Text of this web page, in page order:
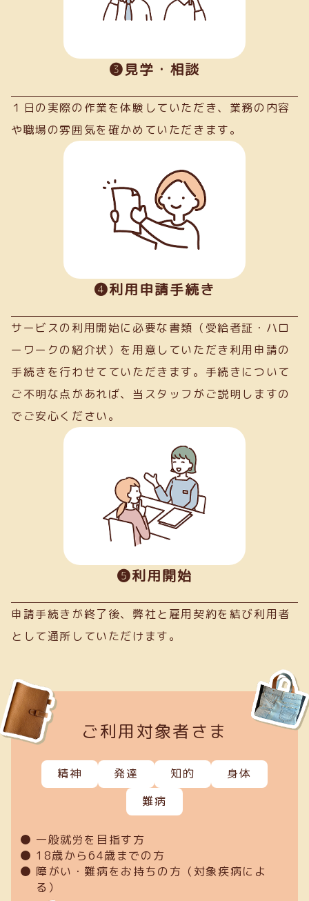
➌見学・相談
１日の実際の作業を体験していただき、業務の内容
や職場の雰囲気を確かめていただきます。
➍利用申請手続き
サービスの利用開始に必要な書類（受給者証・ハロ
ーワークの紹介状）を用意していただき利用申請の
手続きを行わせてていただきます。手続きについて
ご不明な点があれば、当スタッフがご説明しますの
でご安心ください。
❺利用開始
申請手続きが終了後、弊社と雇用契約を結び利用者
として通所していただけます。
ご利用対象者さま
精神 発達 知的
身体
難病
一般就労を目指す方
18歳から64歳までの方
障がい・難病をお持ちの方（対象疾病によ
る）